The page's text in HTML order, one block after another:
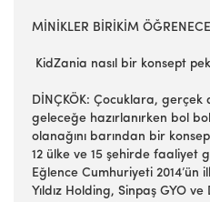
MİNİKLER BİRİKİM
KidZania nasıl bir konsept
DİNÇKÖK: Çocuklara, gerçek
geleceğe hazırlanırken bol
olanağını barından bir
12 ülke ve 15 şehirde faaliyet
Eğlence Cumhuriyeti
Yıldız Holding, Sinpaş GYO